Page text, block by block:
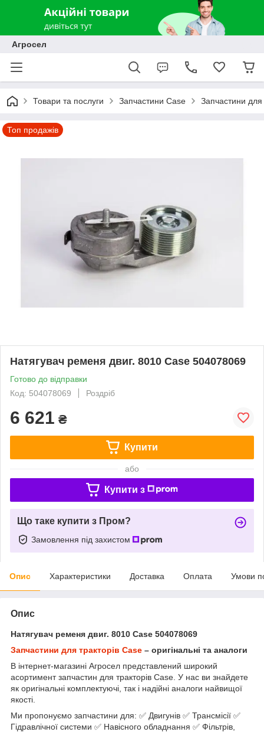
Агросел
Товари та послуги Запчастини Case Запчастини для
Топ продажів
Натягувач ременя двиг. 8010 Case 504078069
Готово до відправки
Код: 504078069
Роздріб
6 621 ₴
Купити
або
Купити з
Що таке купити з Пром?
Замовлення під захистом
Опис Характеристики Доставка Оплата Умови
Опис
Натягувач ременя двиг. 8010 Case 504078069
Запчастини для тракторів Case – оригінальні та аналоги
В інтернет-магазині Агросел представлений широкий
асортимент запчастин для тракторів Case. У нас ви знайдете
як оригінальні комплектуючі, так і надійні аналоги найвищої
якості.
Ми пропонуємо запчастини для: ✅ Двигунів ✅ Трансмісії ✅
Гідравлічної системи ✅ Навісного обладнання ✅ Фільтрів,